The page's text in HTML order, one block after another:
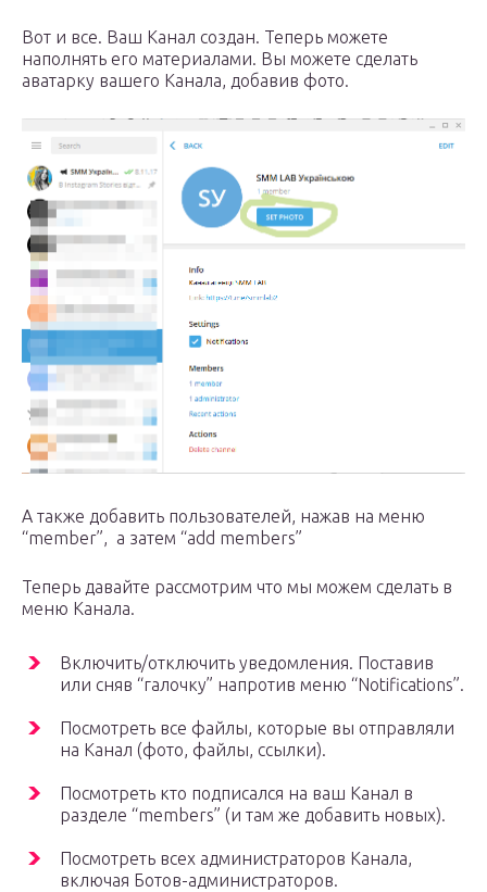
Вот и все. Ваш Канал создан. Теперь можете
наполнять его материалами. Вы можете сделать
аватарку вашего Канала, добавив фото.
А также добавить пользователей, нажав на меню
“member”, а затем “add members”
Теперь давайте рассмотрим что мы можем сделать в
меню Канала.
Включить/отключить уведомления. Поставив
или сняв “галочку” напротив меню “Notifications”.
Посмотреть все файлы, которые вы отправляли
на Канал (фото, файлы, ссылки).
Посмотреть кто подписался на ваш Канал в
разделе “members” (и там же добавить новых).
Посмотреть всех администраторов Канала,
включая Ботов-администраторов.